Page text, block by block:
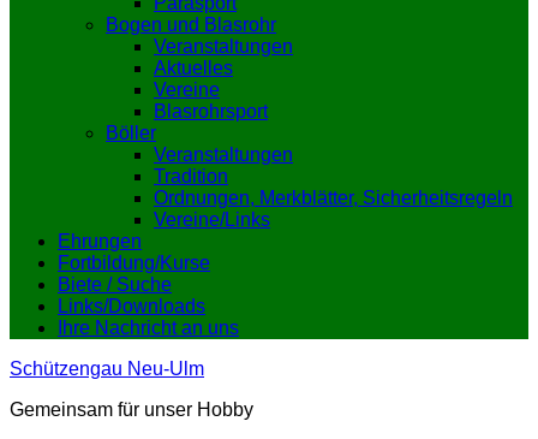
Bogen und Blasrohr
Veranstaltungen
Aktuelles
Vereine
Blasrohrsport
Böller
Veranstaltungen
Tradition
Ordnungen, Merkblätter, Sicherheitsregeln
Vereine/Links
Ehrungen
Fortbildung/Kurse
Biete / Suche
Links/Downloads
Ihre Nachricht an uns
Schützengau Neu-Ulm
Gemeinsam für unser Hobby